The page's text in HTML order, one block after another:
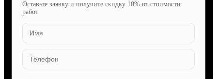
Оставьте заявку и получите скидку 10% от стоимости
работ